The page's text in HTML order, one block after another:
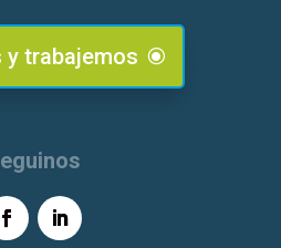
y trabajemos